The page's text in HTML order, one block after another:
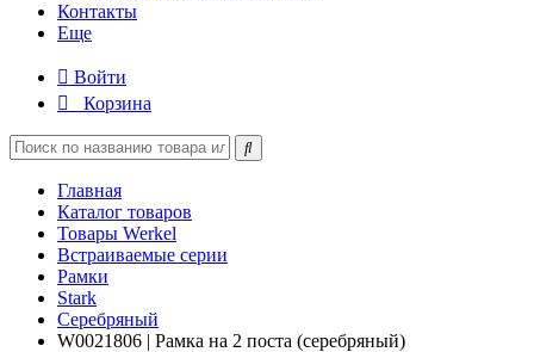
Контакты
Еще
Войти
Корзина
Главная
Каталог товаров
Товары Werkel
Встраиваемые серии
Рамки
Stark
Серебряный
W0021806 | Рамка на 2 поста (серебряный)